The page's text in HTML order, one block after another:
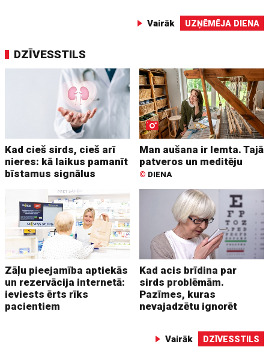
Vairāk UZŅĒMĒJA DIENA
DZĪVESSTILS
Kad cieš sirds, cieš arī
nieres: kā laikus pamanīt
bīstamus signālus
Man aušana ir lemta. Tajā
patveros un meditēju
© DIENA
Zāļu pieejamība aptiekās
un rezervācija internetā:
ieviests ērts rīks
pacientiem
Kad acis brīdina par
sirds problēmām.
Pazīmes, kuras
nevajadzētu ignorēt
Vairāk DZĪVESSTILS